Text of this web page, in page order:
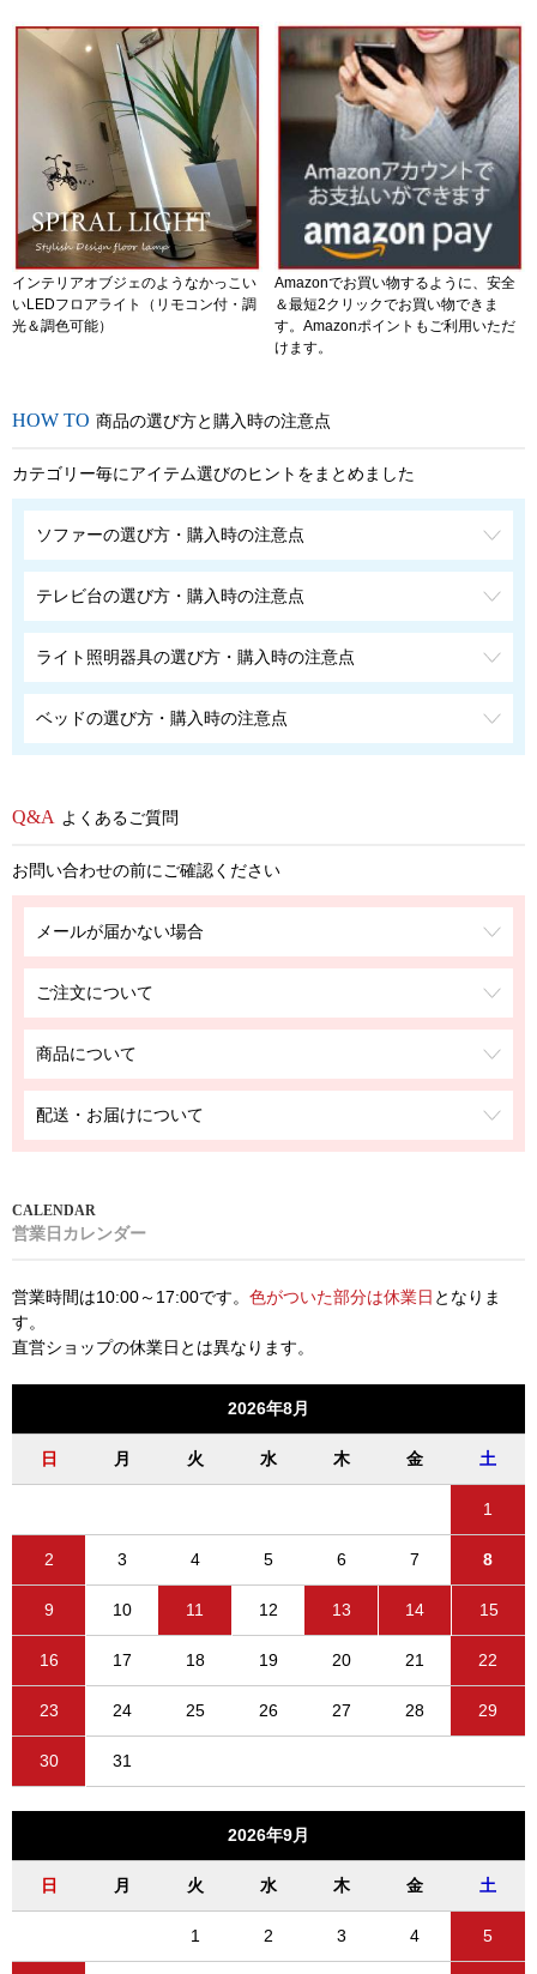
インテリアオブジェのようなかっこい
いLEDフロアライト（リモコン付・調
光＆調色可能）
Amazonでお買い物するように、安全
＆最短2クリックでお買い物できま
す。Amazonポイントもご利用いただ
けます。
商品の選び方と購入時の注意点
カテゴリー毎にアイテム選びのヒントをまとめました
ソファーの選び方・購入時の注意点
テレビ台の選び方・購入時の注意点
ライト照明器具の選び方・購入時の注意点
ベッドの選び方・購入時の注意点
よくあるご質問
お問い合わせの前にご確認ください
メールが届かない場合
ご注文について
商品について
配送・お届けについて
営業日カレンダー
営業時間は10:00～17:00です。 色がついた部分は休業日 となりま
す。
直営ショップの休業日とは異なります。
2026年8月
日 月 火 水 木 金 土
1
2 3 4 5 6 7 8
9 10 11 12 13 14 15
16 17 18 19 20 21 22
23 24 25 26 27 28 29
30 31
2026年9月
日 月 火 水 木 金 土
1 2 3 4 5